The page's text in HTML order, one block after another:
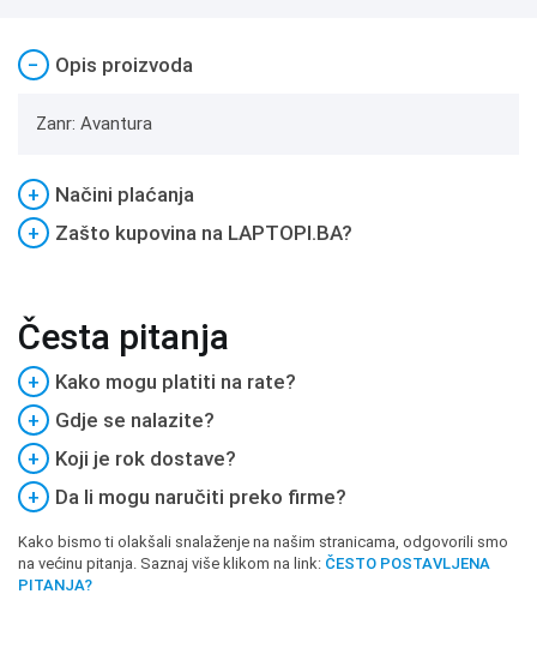
− Opis proizvoda
Zanr: Avantura
+
Načini plaćanja
+
Zašto kupovina na LAPTOPI.BA?
Česta pitanja
+
Kako mogu platiti na rate?
+
Gdje se nalazite?
+
Koji je rok dostave?
+
Da li mogu naručiti preko firme?
Kako bismo ti olakšali snalaženje na našim stranicama, odgovorili smo
na većinu pitanja. Saznaj više klikom na link: ČESTO POSTAVLJENA
PITANJA?